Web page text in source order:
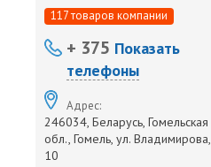
117 товаров компании
+ 375 Показать
телефоны
Адрес:
246034, Беларусь, Гомельская
обл., Гомель, ул. Владимирова,
10